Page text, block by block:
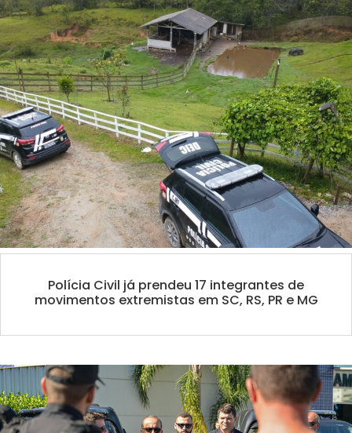
Polícia Civil já prendeu 17 integrantes de
movimentos extremistas em SC, RS, PR e MG